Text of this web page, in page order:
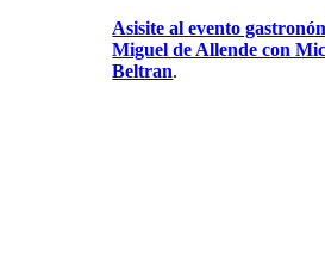
Asisite al evento
Miguel de Allende con
Beltran.